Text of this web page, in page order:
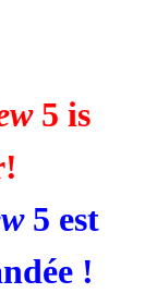
5 is
5 est
!